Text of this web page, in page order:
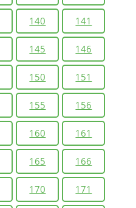
140 141
145 146
150 151
155 156
160 161
165 166
170 171